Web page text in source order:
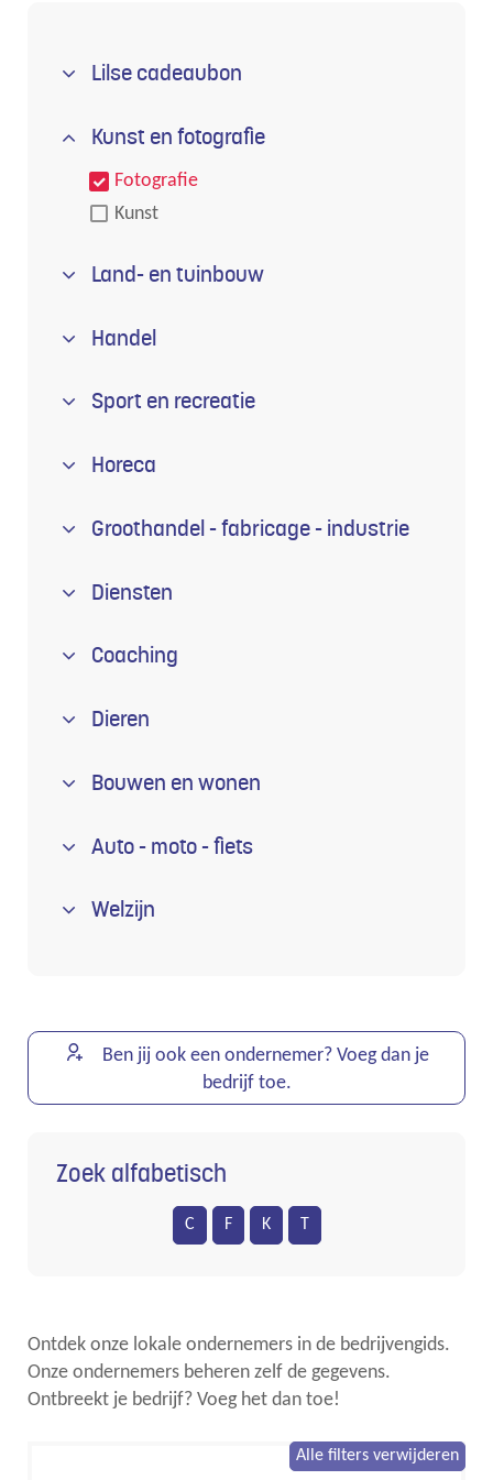
Lilse cadeaubon
Kunst en fotografie
Fotografie
Kunst
Land- en tuinbouw
Handel
Sport en recreatie
Horeca
Groothandel - fabricage - industrie
Diensten
Coaching
Dieren
Bouwen en wonen
Auto - moto - fiets
Welzijn
Ben jij ook een ondernemer? Voeg dan je
bedrijf toe.
Zoek alfabetisch
C F K T
Ontdek onze lokale ondernemers in de bedrijvengids.
Onze ondernemers beheren zelf de gegevens.
Ontbreekt je bedrijf? Voeg het dan toe!
Alle filters verwijderen